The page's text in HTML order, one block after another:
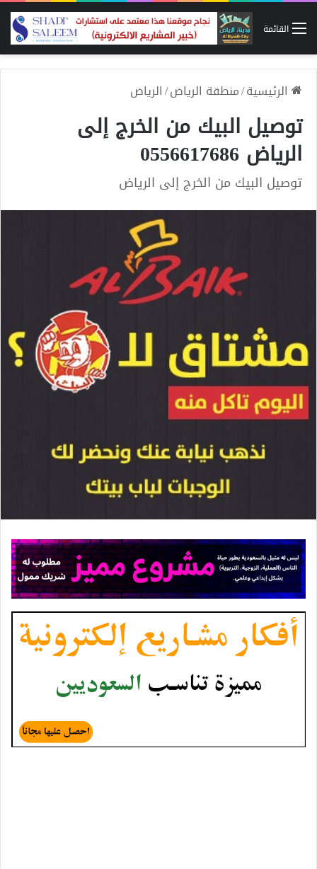
القائمة
الرئيسية/منطقة الرياض/الرياض
توصيل البيك من الخرج إلى
الرياض 0556617686
توصيل البيك من الخرج إلى الرياض